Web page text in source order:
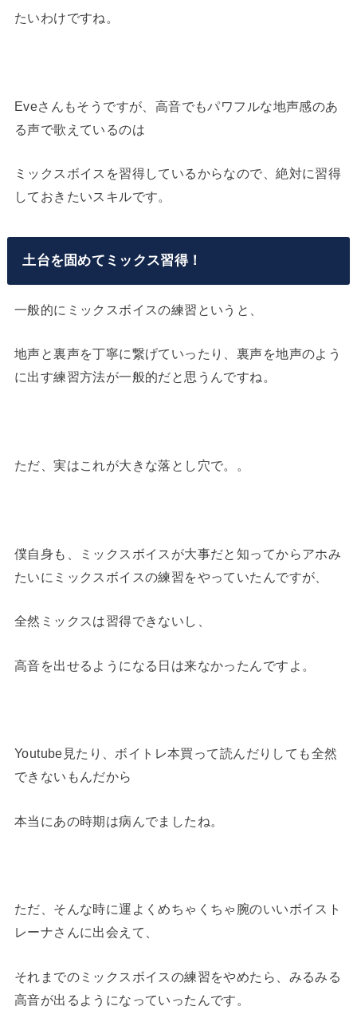
たいわけですね。
Eveさんもそうですが、高音でもパワフルな地声感のあ
る声で歌えているのは
ミックスボイスを習得しているからなので、絶対に習得
しておきたいスキルです。
土台を固めてミックス習得！
一般的にミックスボイスの練習というと、
地声と裏声を丁寧に繋げていったり、裏声を地声のよう
に出す練習方法が一般的だと思うんですね。
ただ、実はこれが大きな落とし穴で。。
僕自身も、ミックスボイスが大事だと知ってからアホみ
たいにミックスボイスの練習をやっていたんですが、
全然ミックスは習得できないし、
高音を出せるようになる日は来なかったんですよ。
Youtube見たり、ボイトレ本買って読んだりしても全然
できないもんだから
本当にあの時期は病んでましたね。
ただ、そんな時に運よくめちゃくちゃ腕のいいボイスト
レーナさんに出会えて、
それまでのミックスボイスの練習をやめたら、みるみる
高音が出るようになっていったんです。